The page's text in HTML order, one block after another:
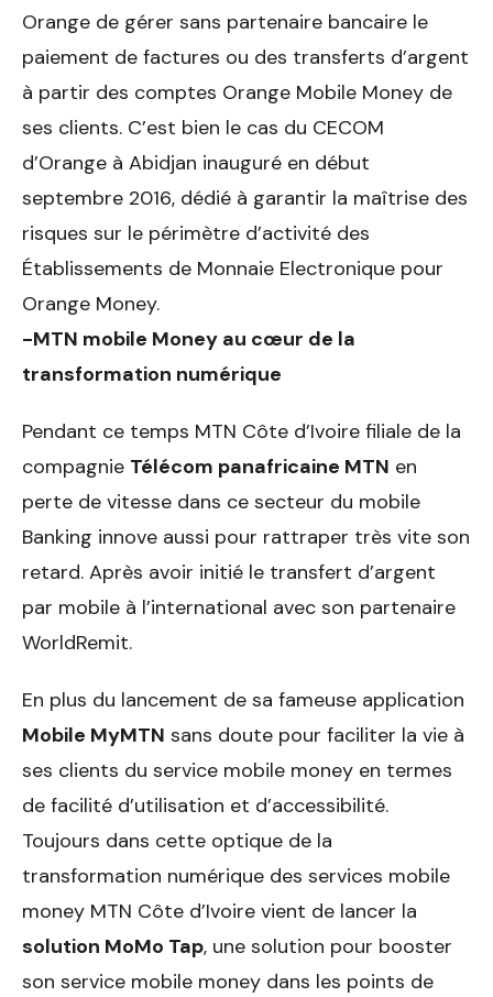
Orange de gérer sans partenaire bancaire le
paiement de factures ou des transferts d’argent
à partir des comptes Orange Mobile Money de
ses clients. C’est bien le cas du CECOM
d’Orange à Abidjan inauguré en début
septembre 2016, dédié à garantir la maîtrise des
risques sur le périmètre d’activité des
Établissements de Monnaie Electronique pour
Orange Money.
-MTN mobile Money au cœur de la
transformation numérique
Pendant ce temps MTN Côte d’Ivoire filiale de la
compagnie Télécom panafricaine MTN en
perte de vitesse dans ce secteur du mobile
Banking innove aussi pour rattraper très vite son
retard. Après avoir initié le transfert d’argent
par mobile à l’international avec son partenaire
WorldRemit.
En plus du lancement de sa fameuse application
Mobile MyMTN sans doute pour faciliter la vie à
ses clients du service mobile money en termes
de facilité d’utilisation et d’accessibilité.
Toujours dans cette optique de la
transformation numérique des services mobile
money MTN Côte d’Ivoire vient de lancer la
solution MoMo Tap, une solution pour booster
son service mobile money dans les points de